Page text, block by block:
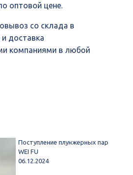
оптовой цене.
со склада в
доставка
компаниями в любой
Поступление плунжерных пар
WEI FU
06.12.2024